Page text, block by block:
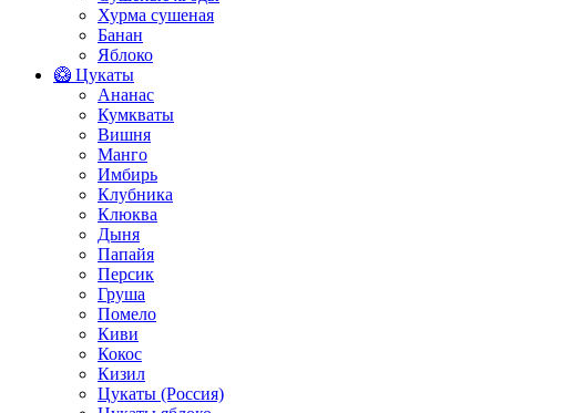
Хурма сушеная
Банан
Яблоко
🥝 Цукаты
Ананас
Кумкваты
Вишня
Манго
Имбирь
Клубника
Клюква
Дыня
Папайя
Персик
Груша
Помело
Киви
Кокос
Кизил
Цукаты (Россия)